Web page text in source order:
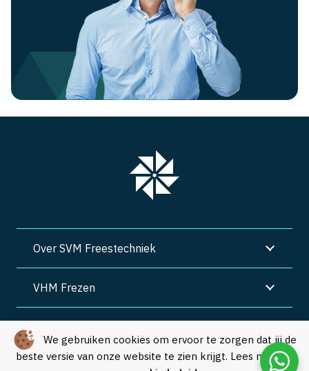
We gebruiken cookies om ervoor te zorgen dat jij de
beste versie van onze website te zien krijgt. Lees meer in
Over SVM Freestechniek
VHM Frezen
Algemene voorwaarden | Privacy